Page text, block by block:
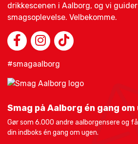
drikkescenen i Aalborg, og vi
smagsoplevelse. Velbekomme.
#smagaalborg
Smag på Aalborg én gang om
Gør som 6.000 andre aalborgensere og
din indboks én gang om ugen.